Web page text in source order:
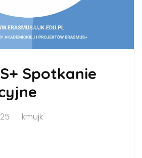
Spotkanie
kmujk